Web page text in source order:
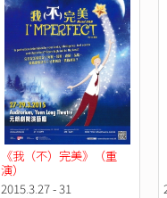
《我（不）完美》（重
演）
2015.3.27 - 31